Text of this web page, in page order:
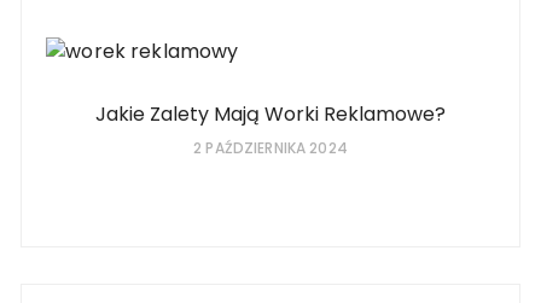
Jakie Zalety Mają Worki Reklamowe?
2 PAŹDZIERNIKA 2024